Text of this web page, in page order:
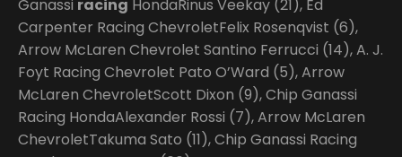
Ganassi racing HondaRinus Veekay (21), Ed
Carpenter Racing ChevroletFelix Rosenqvist (6),
Arrow McLaren Chevrolet Santino Ferrucci (14), A. J.
Foyt Racing Chevrolet Pato O’Ward (5), Arrow
McLaren ChevroletScott Dixon (9), Chip Ganassi
Racing HondaAlexander Rossi (7), Arrow McLaren
ChevroletTakuma Sato (11), Chip Ganassi Racing